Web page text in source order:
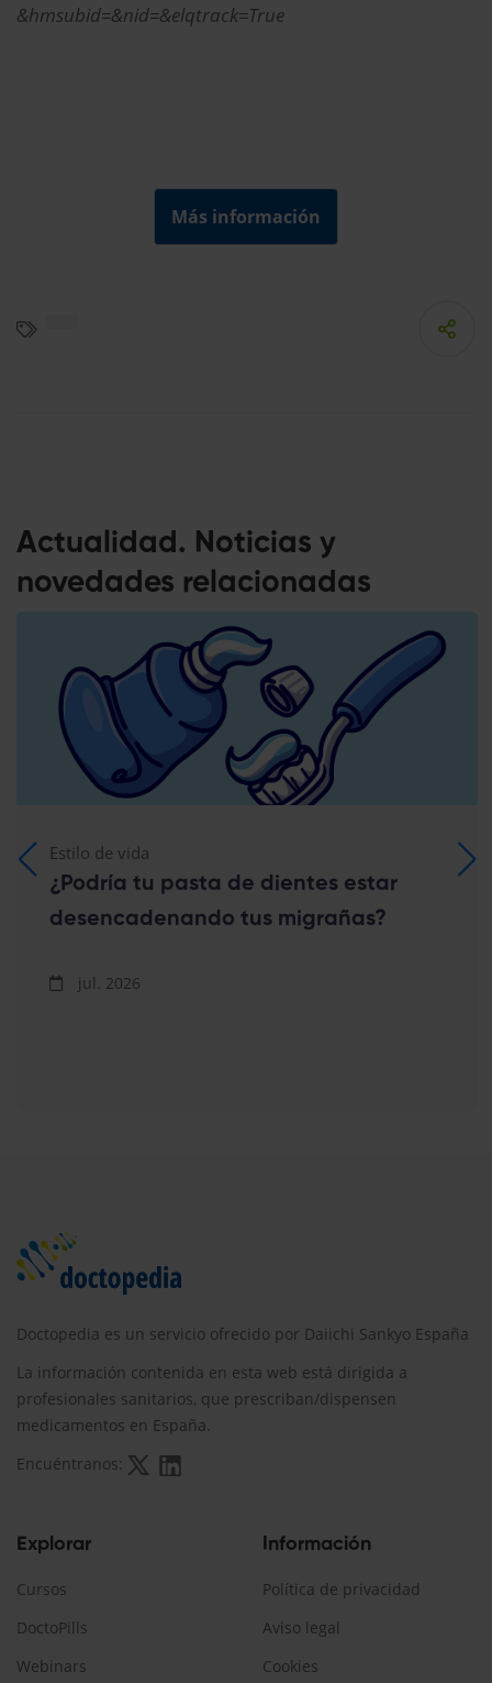
&hmsubid=&nid=&elqtrack=True
Más información
Actualidad. Noticias y
novedades relacionadas
Estilo de vida
¿Podría tu pasta de dientes estar
desencadenando tus migrañas?
jul. 2026
Doctopedia es un servicio ofrecido por Daiichi Sankyo España
La información contenida en esta web está dirigida a
profesionales sanitarios, que prescriban/dispensen
medicamentos en España.
Encuéntranos:
Explorar
Cursos
DoctoPills
Webinars
Información
Política de privacidad
Aviso legal
Cookies